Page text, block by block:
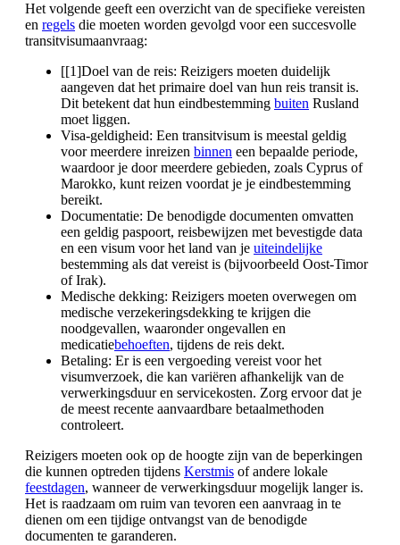
Het volgende geeft een overzicht van de specifieke vereisten
en regels die moeten worden gevolgd voor een succesvolle
transitvisumaanvraag:
[[1]Doel van de reis: Reizigers moeten duidelijk
aangeven dat het primaire doel van hun reis transit is.
Dit betekent dat hun eindbestemming buiten Rusland
moet liggen.
Visa-geldigheid: Een transitvisum is meestal geldig
voor meerdere inreizen binnen een bepaalde periode,
waardoor je door meerdere gebieden, zoals Cyprus of
Marokko, kunt reizen voordat je je eindbestemming
bereikt.
Documentatie: De benodigde documenten omvatten
een geldig paspoort, reisbewijzen met bevestigde data
en een visum voor het land van je uiteindelijke
bestemming als dat vereist is (bijvoorbeeld Oost-Timor
of Irak).
Medische dekking: Reizigers moeten overwegen om
medische verzekeringsdekking te krijgen die
noodgevallen, waaronder ongevallen en
medicatiebehoeften, tijdens de reis dekt.
Betaling: Er is een vergoeding vereist voor het
visumverzoek, die kan variëren afhankelijk van de
verwerkingsduur en servicekosten. Zorg ervoor dat je
de meest recente aanvaardbare betaalmethoden
controleert.
Reizigers moeten ook op de hoogte zijn van de beperkingen
die kunnen optreden tijdens Kerstmis of andere lokale
feestdagen, wanneer de verwerkingsduur mogelijk langer is.
Het is raadzaam om ruim van tevoren een aanvraag in te
dienen om een tijdige ontvangst van de benodigde
documenten te garanderen.